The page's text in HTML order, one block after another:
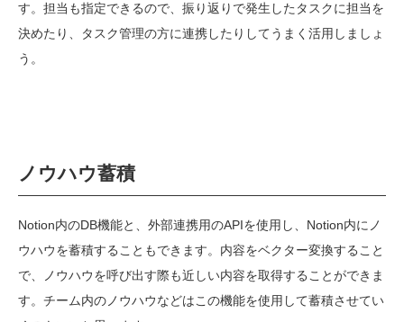
す。担当も指定できるので、振り返りで発生したタスクに担当を
決めたり、タスク管理の方に連携したりしてうまく活用しましょ
う。
ノウハウ蓄積
Notion内のDB機能と、外部連携用のAPIを使用し、 Notion内にノ
ウハウを蓄積することもできます。内容をベクター変換すること
で、ノウハウを呼び出す際も近しい内容を取得することができま
す。チーム内のノウハウなどはこの機能を使用して蓄積させてい